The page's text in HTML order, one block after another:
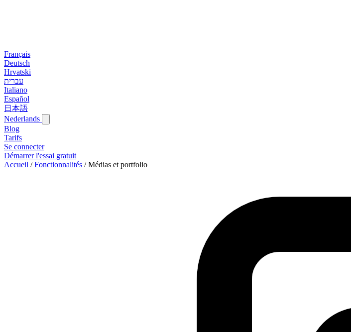
Français
Deutsch
Hrvatski
עברית
Italiano
Español
日本語
Nederlands
Blog‎
Tarifs
Se connecter
Démarrer l'essai gratuit
Accueil / Fonctionnalités / Médias et portfolio